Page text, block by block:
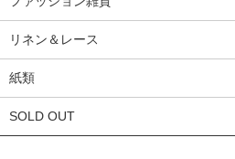
リネン＆レース
紙類
SOLD OUT